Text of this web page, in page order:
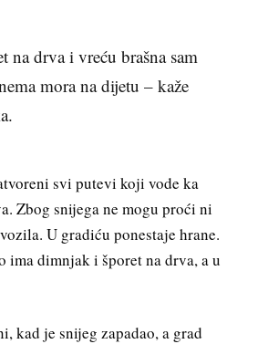
na drva i vreću brašna sam
mora na dijetu – kaže
svi putevi koji vode ka
Zbog snijega ne mogu proći ni
U gradiću ponestaje hrane.
ima dimnjak i šporet na drva, a u
kad je snijeg zapadao, a grad